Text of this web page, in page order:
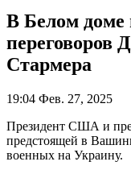
В Белом доме
переговоров
Стармера
19:04 Фев. 27, 2025
Президент США и
предстоящей в
военных на Украину.